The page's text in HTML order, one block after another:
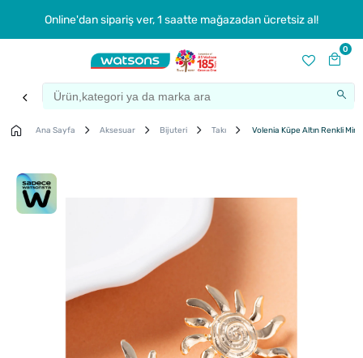
Online'dan sipariş ver, 1 saatte mağazadan ücretsiz al!
0
Ana Sayfa Aksesuar Bijuteri Takı Volenia Küpe Altın Renkli